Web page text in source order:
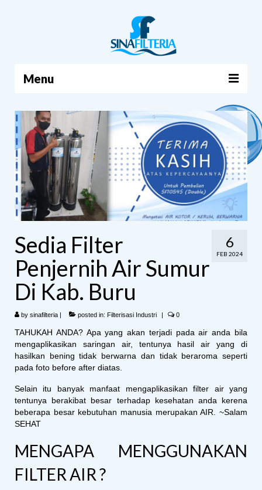
Menu
BERANDA
PRODUK
TENTANG KAMI
ARTIKEL
HUBUNGI KAMI
6
FEB 2024
Sedia Filter
Penjernih Air Sumur
Di Kab. Buru
by sinafilteria | posted in: Filterisasi Industri | 0
TAHUKAH ANDA? Apa yang akan terjadi pada air anda bila
mengaplikasikan saringan air, tentunya hasil air yang di
hasilkan bening tidak berwarna dan tidak beraroma seperti
pada foto before after diatas.
Selain itu banyak manfaat mengaplikasikan filter air yang
tentunya berakibat besar terhadap kesehatan anda kerena
beberapa besar kebutuhan manusia merupakan AIR. ~Salam
SEHAT
MENGAPA MENGGUNAKAN
FILTER AIR ?